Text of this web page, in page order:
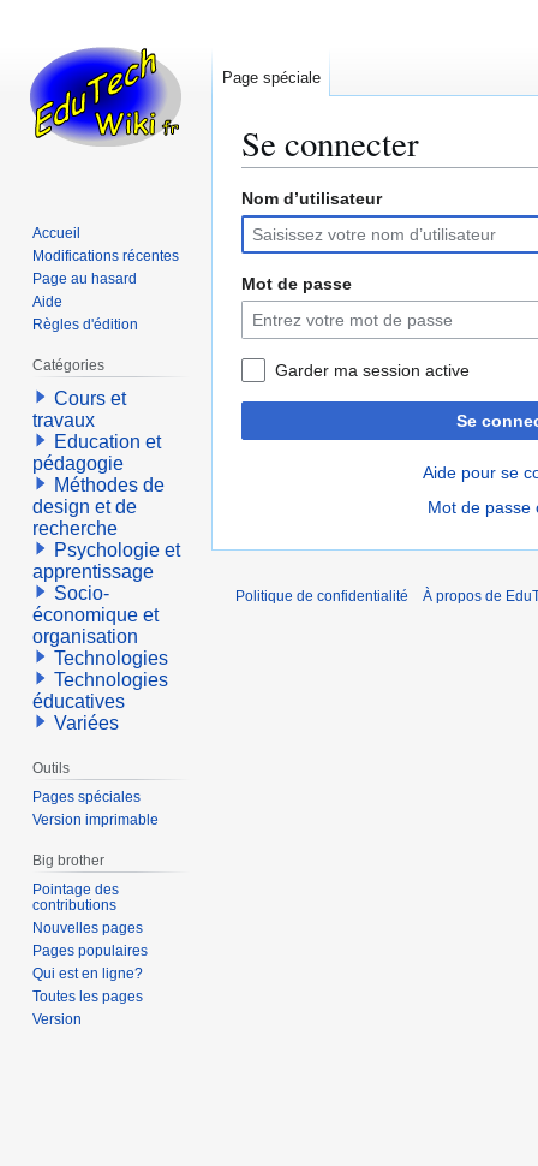
Se connecter
Aller
la
navigation
Aller
la
recherche
Nom d’utilisateur
Mot de passe
Garder ma session active
Se
Aide pour se
Mot de passe
Page spéciale
Accueil
Modifications récentes
Page au hasard
Aide
Règles d'édition
Catégories
Cours et
travaux
Education et
pédagogie
Méthodes de
design et de
recherche
Psychologie et
apprentissage
Socio-
économique et
organisation
Technologies
Technologies
éducatives
Variées
Outils
Pages spéciales
Version imprimable
Big brother
Pointage des
contributions
Nouvelles pages
Pages populaires
Qui est en ligne?
Toutes les pages
Version
Politique de confidentialité À propos de